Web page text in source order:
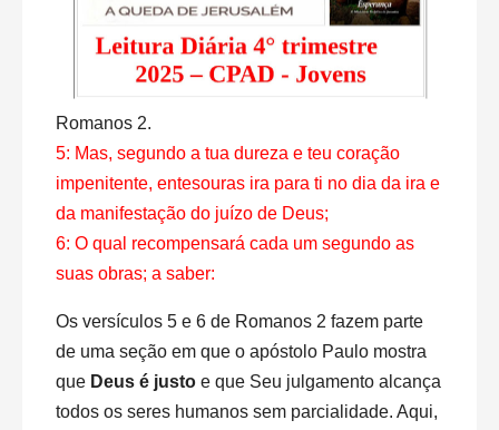
Romanos 2.
5: Mas, segundo a tua dureza e teu coração
impenitente, entesouras ira para ti no dia da ira e
da manifestação do juízo de Deus;
6: O qual recompensará cada um segundo as
suas obras; a saber:
Os versículos 5 e 6 de Romanos 2 fazem parte
de uma seção em que o apóstolo Paulo mostra
que Deus é justo e que Seu julgamento alcança
todos os seres humanos sem parcialidade. Aqui,